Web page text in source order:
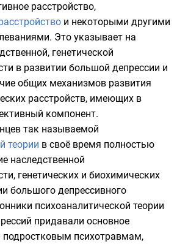
расстройство,
и некоторыми другими
Это указывает на
генетической
в развитии большой депрессии и
общих механизмов развития
расстройств, имеющих в
компонент.
так называемой
теории в своё время полностью
наследственной
генетических и биохимических
большого депрессивного
психоаналитической теории
придавали основное
подростковым психотравмам,